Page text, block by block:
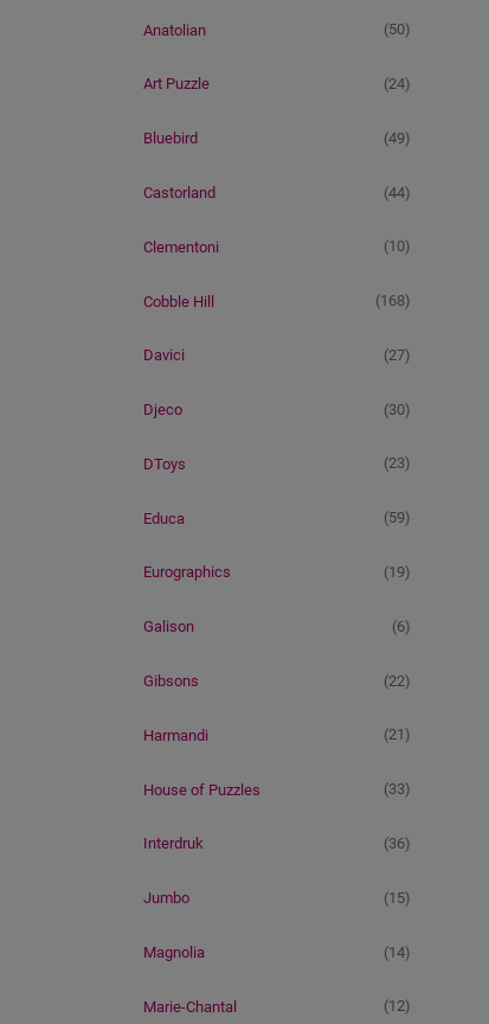
Anatolian (50)
Art Puzzle (24)
Bluebird (49)
Castorland (44)
Clementoni (10)
Cobble Hill (168)
Davici (27)
Djeco (30)
DToys (23)
Educa (59)
Eurographics (19)
Galison (6)
Gibsons (22)
Harmandi (21)
House of Puzzles (33)
Interdruk (36)
Jumbo (15)
Magnolia (14)
Marie-Chantal (12)